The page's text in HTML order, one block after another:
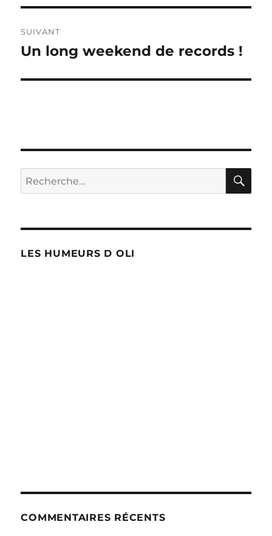
SUIVANT
Publication
Un long weekend de records !
Recherche
pour :
LES HUMEURS D OLI
COMMENTAIRES RÉCENTS